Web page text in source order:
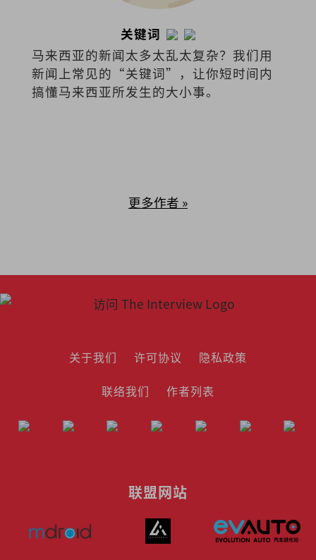
关键词
马来西亚的新闻太多太乱太复杂？我们用
新闻上常见的“关键词”，让你短时间内
搞懂马来西亚所发生的大小事。
更多作者 »
关于我们 许可协议
隐私政策
联络我们
作者列表
联盟网站